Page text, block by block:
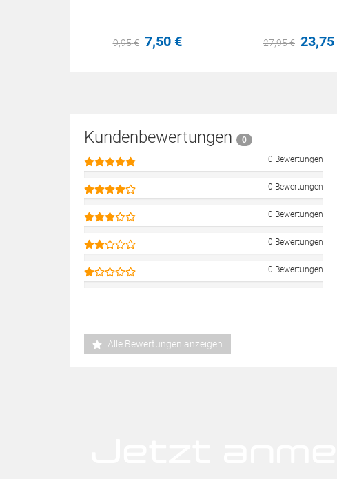
9,95€ 7,50 € 27,95€ 23,75
Kundenbewertungen
0
0 Bewertungen
0 Bewertungen
0 Bewertungen
0 Bewertungen
0 Bewertungen
Alle Bewertungen anzeigen